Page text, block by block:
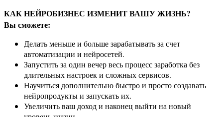
КАК НЕЙРОБИЗНЕС ИЗМЕНИТ ВАШУ ЖИЗНЬ?
Вы сможете:
Делать меньше и больше зарабатывать за счет
автоматизации и нейросетей.
Запустить за один вечер весь процесс заработка без
длительных настроек и сложных сервисов.
Научиться дополнительно быстро и просто создавать
нейропродукты и запускать их.
Увеличить ваш доход и наконец выйти на новый